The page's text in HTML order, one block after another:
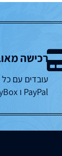
רכישה
עובדים עם כל
PayPal ו bit, PayBox